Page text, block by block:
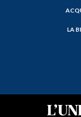
LA